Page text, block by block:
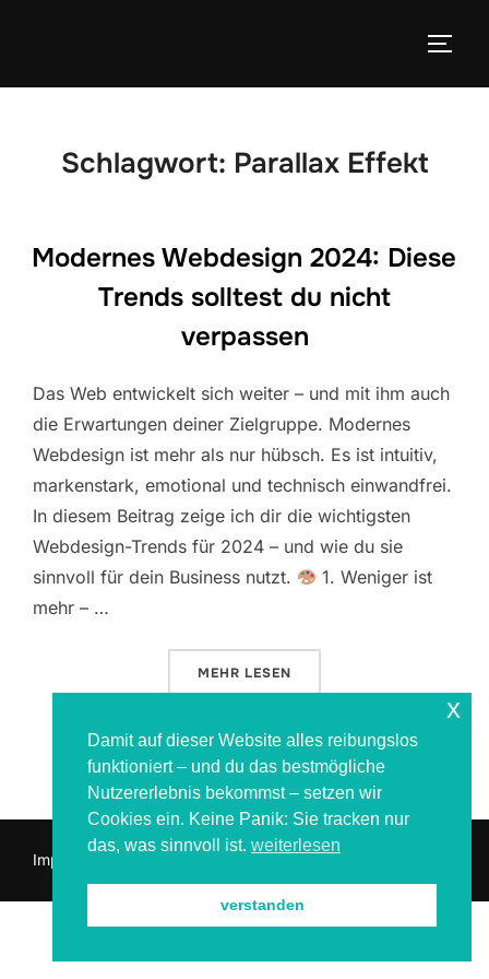
Schlagwort: Parallax Effekt
Modernes Webdesign 2024: Diese
Trends solltest du nicht
verpassen
Das Web entwickelt sich weiter – und mit ihm auch
die Erwartungen deiner Zielgruppe. Modernes
Webdesign ist mehr als nur hübsch. Es ist intuitiv,
markenstark, emotional und technisch einwandfrei.
In diesem Beitrag zeige ich dir die wichtigsten
Webdesign-Trends für 2024 – und wie du sie
sinnvoll für dein Business nutzt.
1. Weniger ist
mehr – …
MEHR ÜBER „MODERNES WEBDESIGN
LESEN
Impressum & Datenschutz
Damit auf dieser Website alles reibungslos
funktioniert – und du das bestmögliche
Nutzererlebnis bekommst – setzen wir
Cookies ein. Keine Panik: Sie tracken nur
das, was sinnvoll ist. weiterlesen
verstanden
x